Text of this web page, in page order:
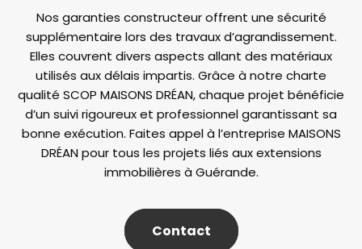
Nos garanties constructeur offrent une sécurité
supplémentaire lors des travaux d’agrandissement.
Elles couvrent divers aspects allant des matériaux
utilisés aux délais impartis. Grâce à notre charte
qualité SCOP MAISONS DRÉAN, chaque projet bénéficie
d’un suivi rigoureux et professionnel garantissant sa
bonne exécution. Faites appel à l’entreprise MAISONS
DRÉAN pour tous les projets liés aux extensions
immobilières à Guérande.
Contact